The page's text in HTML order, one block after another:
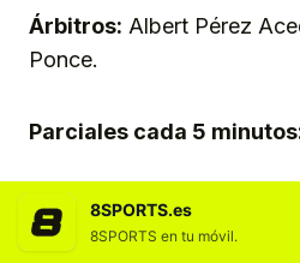
Árbitros: Albert Pérez
Ponce.
Parciales cada 5
3-3, 5-4, 7-5, 10-8, 11-8,
20-14, 22-15, 25-18, 25-19
8SPORTS.es
8SPORTS en tu móvil.